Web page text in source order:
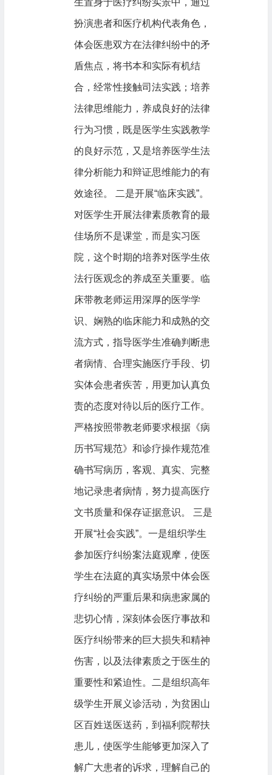
生置身于医疗纠纷实景中，通过
扮演患者和医疗机构代表角色，
体会医患双方在法律纠纷中的矛
盾焦点，将书本和实际有机结
合，经常性接触司法实践；培养
法律思维能力，养成良好的法律
行为习惯，既是医学生实践教学
的良好示范，又是培养医学生法
律分析能力和辩证思维能力的有
效途径。 二是开展“临床实践”。
对医学生开展法律素质教育的最
佳场所不是课堂，而是实习医
院，这个时期的培养对医学生依
法行医观念的养成至关重要。临
床带教老师运用深厚的医学学
识、娴熟的临床能力和成熟的交
流方式，指导医学生准确判断患
者病情、合理实施医疗手段、切
实体会患者疾苦，用更加认真负
责的态度对待以后的医疗工作。
严格按照带教老师要求根据《病
历书写规范》和诊疗操作规范准
确书写病历，客观、真实、完整
地记录患者病情，努力提高医疗
文书质量和保存证据意识。 三是
开展“社会实践”。一是组织学生
参加医疗纠纷案法庭观摩，使医
学生在法庭的真实场景中体会医
疗纠纷的严重后果和病患家属的
悲切心情，深刻体会医疗事故和
医疗纠纷带来的巨大损失和精神
伤害，以及法律素质之于医生的
重要性和紧迫性。二是组织高年
级学生开展义诊活动，为贫困山
区百姓送医送药，到福利院帮扶
患儿，使医学生能够更加深入了
解广大患者的诉求，理解自己的